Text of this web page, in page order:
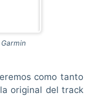
como tanto
original del track